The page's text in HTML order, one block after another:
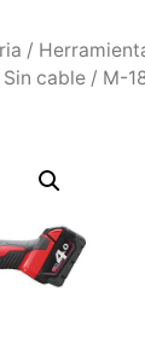
/
Sin cable / M-